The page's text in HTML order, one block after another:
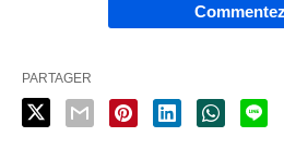
PARTAGER